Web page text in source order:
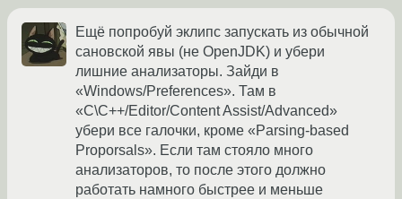
Ещё попробуй эклипс запускать из обычной
сановской явы (не OpenJDK) и убери
лишние анализаторы. Зайди в
«Windows/Preferences». Там в
«С\С++/Editor/Content Assist/Advanced»
убери все галочки, кроме «Parsing-based
Proporsals». Если там стояло много
анализаторов, то после этого должно
работать намного быстрее и меньше